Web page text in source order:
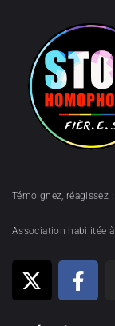
Témoignez, réagissez
Association habilitée